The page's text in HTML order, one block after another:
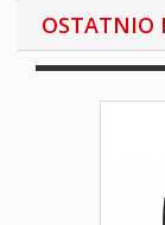
OSTATNIO